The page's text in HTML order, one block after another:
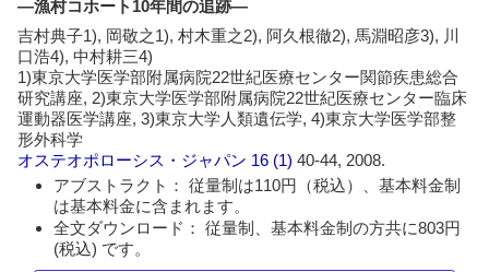
―漁村コホート10年間の追跡―
吉村典子1), 岡敬之1), 村木重之2), 阿久根徹2), 馬淵昭彦3), 川
口浩4), 中村耕三4)
1)東京大学医学部附属病院22世紀医療センター関節疾患総合
研究講座, 2)東京大学医学部附属病院22世紀医療センター臨床
運動器医学講座, 3)東京大学人類遺伝学, 4)東京大学医学部整
形外科学
オステオポローシス・ジャパン 16 (1)40-44, 2008.
アブストラクト： 従量制は110円（税込）、基本料金制
は基本料金に含まれます。
全文ダウンロード： 従量制、基本料金制の方共に803円
(税込) です。